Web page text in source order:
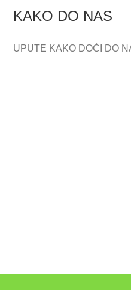
KAKO DO NAS
UPUTE KAKO DOĆI DO